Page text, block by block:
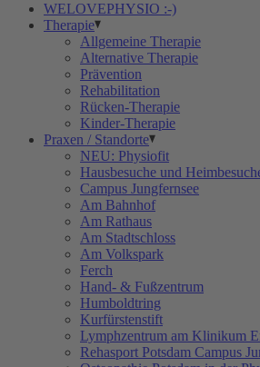
WELOVEPHYSIO :-)
Therapie
Allgemeine Therapie
Alternative Therapie
Prävention
Rehabilitation
Rücken-Therapie
Kinder-Therapie
Praxen / Standorte
NEU: Physiofit
Hausbesuche und
Campus Jungfernsee
Am Bahnhof
Am Rathaus
Am Stadtschloss
Am Volkspark
Ferch
Hand- & Fußzentrum
Humboldtring
Kurfürstenstift
Lymphzentrum am Klinikum
Rehasport Potsdam Campus